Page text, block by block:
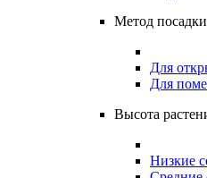
Метод посадки
Для
Для
Высота
Низкие